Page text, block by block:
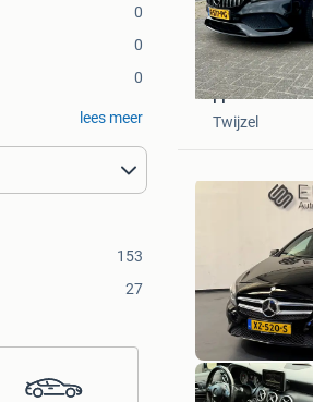
0
0
0
lees meer
153
27
FF
Twijzel